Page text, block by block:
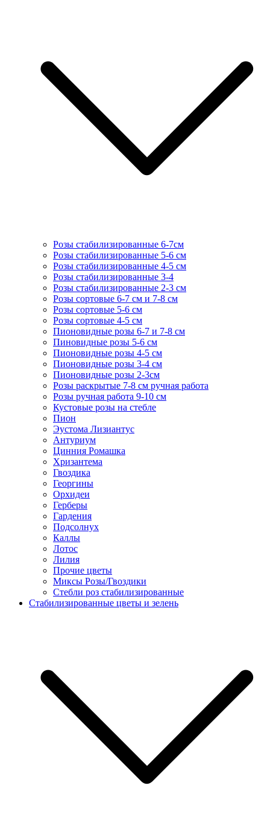
Розы стабилизированные 6-7см
Розы стабилизированные 5-6 см
Розы стабилизированные 4-5 см
Розы стабилизированные 3-4
Розы стабилизированные 2-3 см
Розы сортовые 6-7 см и 7-8 см
Розы сортовые 5-6 см
Розы сортовые 4-5 см
Пионовидные розы 6-7 и 7-8 см
Пиновидные розы 5-6 см
Пионовидные розы 4-5 см
Пионовидные розы 3-4 см
Пионовидные розы 2-3см
Розы раскрытые 7-8 см ручная работа
Розы ручная работа 9-10 см
Кустовые розы на стебле
Пион
Эустома Лизиантус
Антуриум
Цинния Ромашка
Хризантема
Гвоздика
Георгины
Орхидеи
Герберы
Гардения
Подсолнух
Каллы
Лотос
Лилия
Прочие цветы
Миксы Розы/Гвоздики
Стебли роз стабилизированные
Стабилизированные цветы и зелень